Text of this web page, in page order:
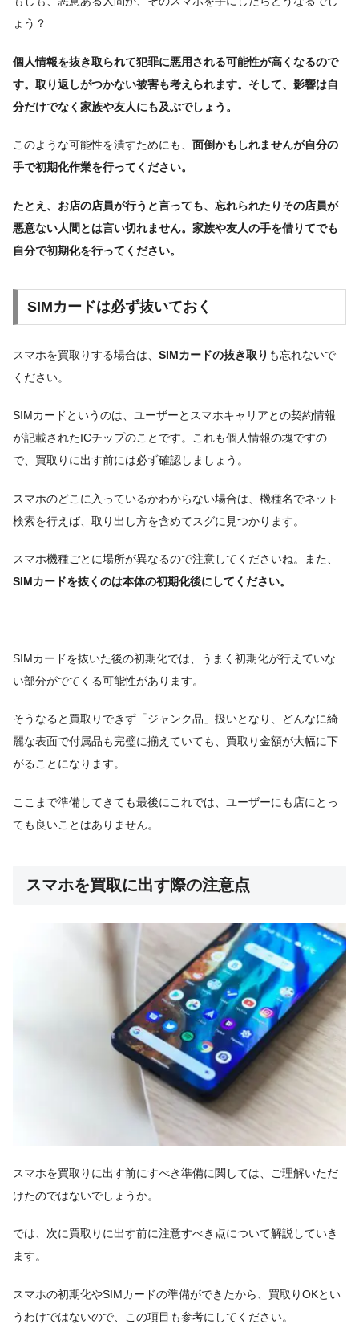
ょう？
個人情報を抜き取られて犯罪に悪用される可能性が高くなるので
す。取り返しがつかない被害も考えられます。そして、影響は自
分だけでなく家族や友人にも及ぶでしょう。
このような可能性を潰すためにも、 面倒かもしれませんが自分の
手で初期化作業を行ってください。
たとえ、お店の店員が行うと言っても、忘れられたりその店員が
悪意ない人間とは言い切れません。家族や友人の手を借りてでも
自分で初期化を行ってください。
SIMカードは必ず抜いておく
スマホを買取りする場合は、 SIMカードの抜き取り も忘れないで
ください。
SIMカードというのは、ユーザーとスマホキャリアとの契約情報
が記載されたICチップのことです。これも個人情報の塊ですの
で、買取りに出す前には必ず確認しましょう。
スマホのどこに入っているかわからない場合は、機種名でネット
検索を行えば、取り出し方を含めてスグに見つかります。
スマホ機種ごとに場所が異なるので注意してくださいね。また、
SIMカードを抜くのは本体の初期化後にしてください。
SIMカードを抜いた後の初期化では、うまく初期化が行えていな
い部分がでてくる可能性があります。
そうなると買取りできず「ジャンク品」扱いとなり、どんなに綺
麗な表面で付属品も完璧に揃えていても、買取り金額が大幅に下
がることになります。
ここまで準備してきても最後にこれでは、ユーザーにも店にとっ
ても良いことはありません。
スマホを買取に出す際の注意点
スマホを買取りに出す前にすべき準備に関しては、ご理解いただ
けたのではないでしょうか。
では、次に買取りに出す前に注意すべき点について解説していき
ます。
スマホの初期化やSIMカードの準備ができたから、買取りOKとい
うわけではないので、この項目も参考にしてください。